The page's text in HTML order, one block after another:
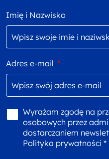
Imię i Nazwisko
Adres e-mail *
Wyrażam zgodę na
osobowych przez
dostarczaniem
Polityka prywatności *